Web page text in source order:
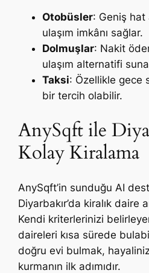
Otobüsler: Geniş hat
ulaşım imkânı sağlar.
Dolmuşlar: Nakit
ulaşım alternatifi
Taksi: Özellikle gece
bir tercih olabilir.
AnySqft ile
Kolay Kiralama
AnySqft’in sunduğu AI
Diyarbakır’da kiralık daire
Kendi kriterlerinizi
daireleri kısa sürede
doğru evi bulmak,
kurmanın ilk adımıdır.